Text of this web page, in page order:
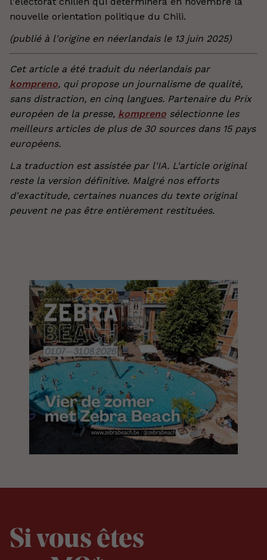
nouvelle orientation politique du Chili.
(publié à l'origine en néerlandais le 13 juin 2025)
Cet article a été traduit du néerlandais par
kompreno, qui propose un journalisme de qualité,
sans distraction, en cinq langues. Partenaire du Prix
européen de la presse, kompreno sélectionne les
meilleurs articles de plus de 30 sources dans 15 pays
européens.
La traduction est assistée par l'IA. L'article original
reste la version définitive. Malgré nos efforts
d'exactitude, certaines nuances du texte original
peuvent ne pas être entièrement restituées.
Si vous êtes